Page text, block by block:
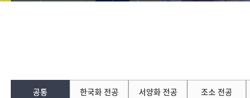
학사안내
학위논문
학과간협동과정
학연산협동과정
공통 한국화 전공 서양화 전공 조소 전공